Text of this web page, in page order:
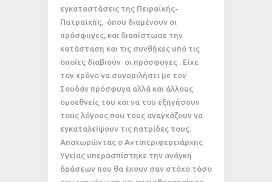
εγκαταστάσεις της Πειραϊκής-
Πατραϊκής, όπου διαμένουν οι
πρόσφυγες, και διαπίστωσε την
κατάσταση και τις συνθήκες υπό τις
οποίες διαβιούν οι πρόσφυγες . Είχε
τον χρόνο να συνομιλήσει με τον
Σουδάν πρόσφυγα αλλά και άλλους
ομοεθνείς του και να του εξηγήσουν
τους λόγους που τους αναγκάζουν να
εγκαταλείψουν τις πατρίδες τους.
Αποχωρώντας ο Αντιπεριφερειάρχης
Υγείας υπερασπίστηκε την ανάγκη
δράσεων που θα έχουν σαν στόχο τόσο